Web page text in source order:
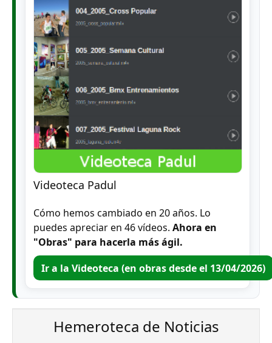
Videoteca Padul
Cómo hemos cambiado en 20 años. Lo
puedes apreciar en 46 vídeos. Ahora en
"Obras" para hacerla más ágil.
Ir a la Videoteca (en obras desde el 13/04/2026)
Hemeroteca de Noticias